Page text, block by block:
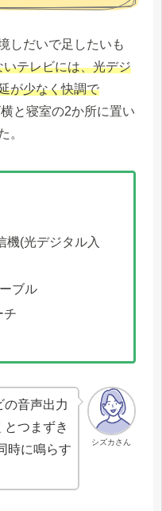
しだいで足したいも
テレビには、光デジ
が少なく快調で
と寝室の2か所に置い
。
機(光デジタル入
ブル
チ
シズカさん
の音声出力
つまずき
時に鳴らす